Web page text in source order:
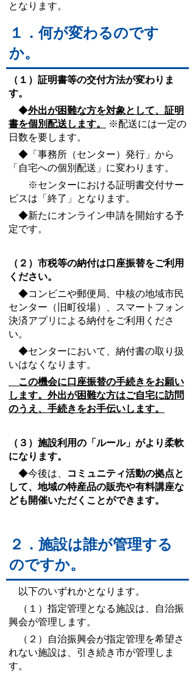
となります。
１．何が変わるのです
か。
（１）証明書等の交付方法が変わりま
す。
◆外出が困難な方を対象として、証明
書を個別配送します。
※配送には一定の
日数を要します。
◆「事務所（センター）発行」から
「自宅への個別配送」に変わります。
※センターにおける証明書交付サー
ビスは「終了」となります。
◆新たにオンライン申請を開始する予
定です。
（２）市税等の納付は口座振替をご利用
ください。
◆コンビニや郵便局、中核の地域市民
センター（旧町役場）、スマートフォン
決済アプリによる納付をご利用くださ
い。
◆センターにおいて、納付書の取り扱
いはなくなります。
この機会に口座振替の手続きをお願い
します。外出が困難な方はご自宅に訪問
のうえ、手続きをお手伝いします。
（３）施設利用の「ルール」がより柔軟
になります。
◆今後は、
コミュニティ活動の拠点と
して、地域の特産品の販売や有料講座な
ども開催いただくことができます。
２．施設は誰が管理する
のですか。
以下のいずれかとなります。
（１）指定管理となる施設は、自治振
興会が管理します。
（２）自治振興会が指定管理を希望さ
れない施設は、引き続き市が管理しま
す。